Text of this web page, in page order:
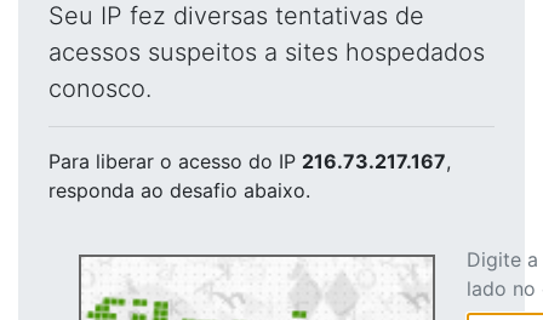
Seu IP fez diversas tentativas de
acessos suspeitos a sites hospedados
conosco.
Para liberar o acesso do IP 216.73.217.167,
responda ao desafio abaixo.
Digite
lado no